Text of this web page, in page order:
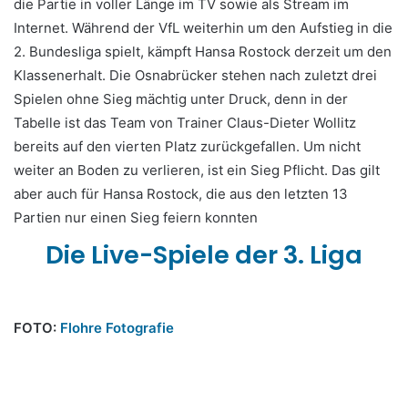
die Partie in voller Länge im TV sowie als Stream im
Internet. Während der VfL weiterhin um den Aufstieg in die
2. Bundesliga spielt, kämpft Hansa Rostock derzeit um den
Klassenerhalt. Die Osnabrücker stehen nach zuletzt drei
Spielen ohne Sieg mächtig unter Druck, denn in der
Tabelle ist das Team von Trainer Claus-Dieter Wollitz
bereits auf den vierten Platz zurückgefallen. Um nicht
weiter an Boden zu verlieren, ist ein Sieg Pflicht. Das gilt
aber auch für Hansa Rostock, die aus den letzten 13
Partien nur einen Sieg feiern konnten
Die Live-Spiele der 3. Liga
FOTO: Flohre Fotografie